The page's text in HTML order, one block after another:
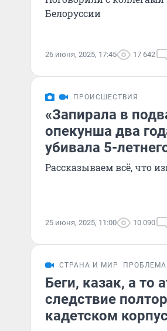
Белоруссии
26 июня, 2025, 17:45 17 642
ПРОИСШЕСТВИЯ
«Запирала в
опекунша два
убивала 5-
Рассказываем всё, что
25 июня, 2025, 11:00 10 090
СТРАНА И МИР ПРОБЛЕМА
Беги, казак, а то
следствие
кадетском